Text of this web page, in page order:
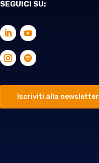
SEGUICI SU:
Iscriviti alla newsletter